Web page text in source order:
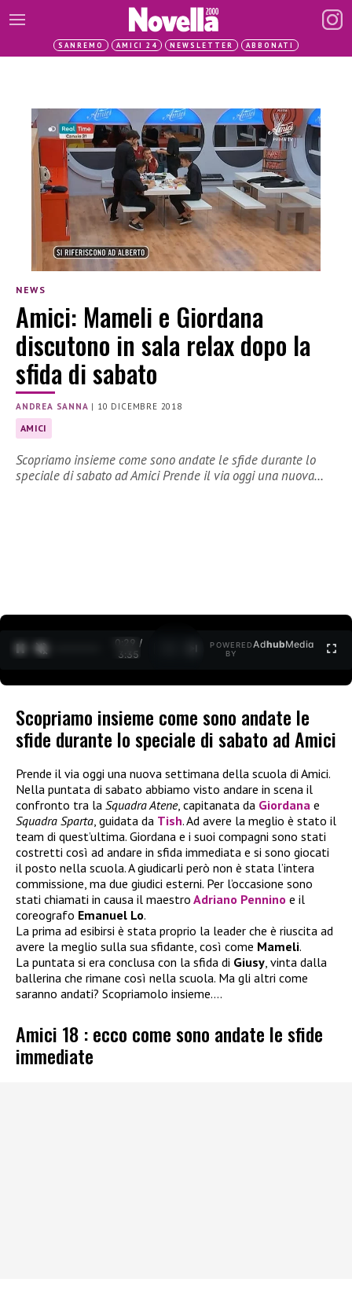
SANREMO AMICI 24 NEWSLETTER ABBONATI
NEWS
Amici: Mameli e Giordana
discutono in sala relax dopo la
sfida di sabato
ANDREA SANNA | 10 DICEMBRE 2018
AMICI
Scopriamo insieme come sono andate le sfide durante lo
speciale di sabato ad Amici Prende il via oggi una nuova…
0:30 /
3:35
POWERED
BY
AdhubMedia
Scopriamo insieme come sono andate le
sfide durante lo speciale di sabato ad Amici
Prende il via oggi una nuova settimana della scuola di Amici.
Nella puntata di sabato abbiamo visto andare in scena il
confronto tra la Squadra Atene, capitanata da Giordana e
Squadra Sparta, guidata da Tish. Ad avere la meglio è stato il
team di quest’ultima. Giordana e i suoi compagni sono stati
costretti così ad andare in sfida immediata e si sono giocati
il posto nella scuola. A giudicarli però non è stata l’intera
commissione, ma due giudici esterni. Per l’occasione sono
stati chiamati in causa il maestro Adriano Pennino e il
coreografo Emanuel Lo.
La prima ad esibirsi è stata proprio la leader che è riuscita ad
avere la meglio sulla sua sfidante, così come Mameli.
La puntata si era conclusa con la sfida di Giusy, vinta dalla
ballerina che rimane così nella scuola. Ma gli altri come
saranno andati? Scopriamolo insieme….
Amici 18 : ecco come sono andate le sfide
immediate